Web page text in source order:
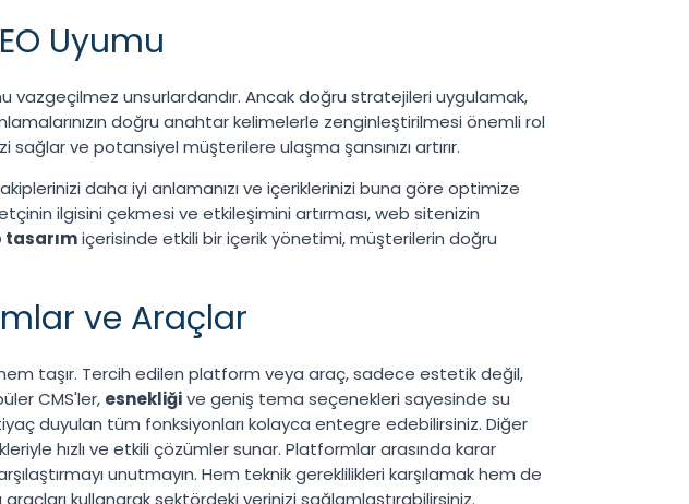
Uyumu
vazgeçilmez unsurlardandır. Ancak doğru stratejileri uygulamak,
doğru anahtar kelimelerle zenginleştirilmesi önemli rol
ve potansiyel müşterilere ulaşma şansınızı artırır.
daha iyi anlamanızı ve içeriklerinizi buna göre optimize
ilgisini çekmesi ve etkileşimini artırması, web sitenizin
tasarımiçerisinde etkili bir içerik yönetimi, müşterilerin doğru
ve Araçlar
taşır. Tercih edilen platform veya araç, sadece estetik değil,
CMS'ler, esnekliğive geniş tema seçenekleri sayesinde su
duyulan tüm fonksiyonları kolayca entegre edebilirsiniz. Diğer
hızlı ve etkili çözümler sunar. Platformlar arasında karar
unutmayın. Hem teknik gereklilikleri karşılamak hem de